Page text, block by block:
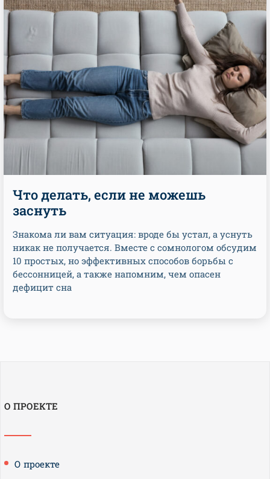
Что делать, если не можешь
заснуть
Знакома ли вам ситуация: вроде бы устал, а уснуть
никак не получается. Вместе с сомнологом обсудим
10 простых, но эффективных способов борьбы с
бессонницей, а также напомним, чем опасен
дефицит сна
О ПРОЕКТЕ
О проекте